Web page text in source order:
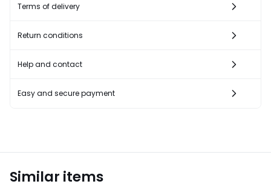
Terms of delivery
Return conditions
Help and contact
Easy and secure payment
Similar items